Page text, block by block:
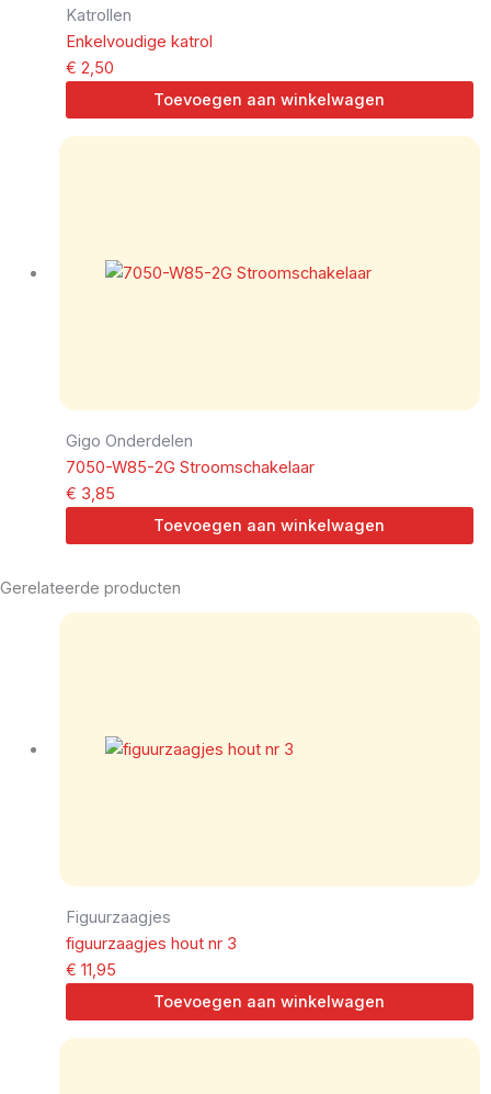
Katrollen
Enkelvoudige katrol
€ 2,50
Toevoegen aan winkelwagen
Gigo Onderdelen
7050-W85-2G Stroomschakelaar
€ 3,85
Toevoegen aan winkelwagen
Gerelateerde producten
Figuurzaagjes
figuurzaagjes hout nr 3
€ 11,95
Toevoegen aan winkelwagen